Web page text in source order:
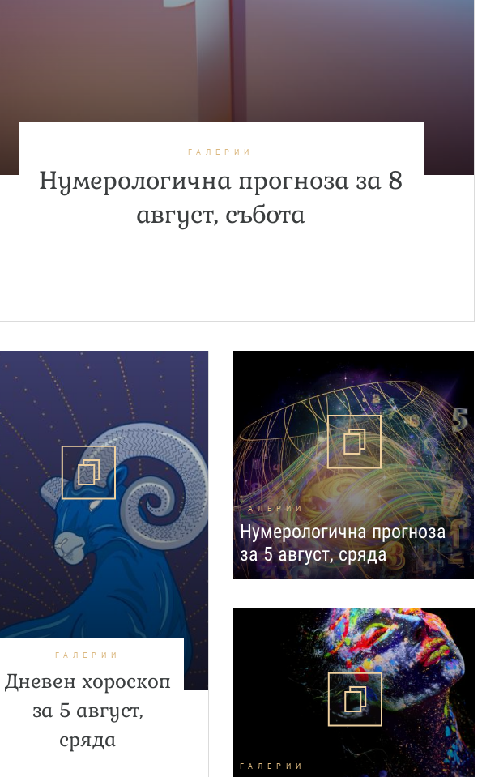
ГАЛЕРИИ
Нумерологична прогноза за 8
август, събота
ГАЛЕРИИ
Дневен хороскоп
за 5 август,
сряда
ГАЛЕРИИ
Нумерологична прогноза
за 5 август, сряда
ГАЛЕРИИ